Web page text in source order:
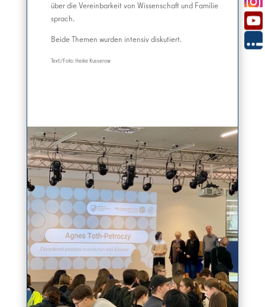
über die Vereinbarkeit von Wissenschaft und Familie
sprach.
Beide Themen wurden intensiv diskutiert.
Text:/Foto: Heike Kusserow